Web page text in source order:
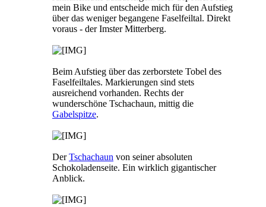
mein Bike und entscheide mich für den Aufstieg
über das weniger begangene Faselfeiltal. Direkt
voraus - der Imster Mitterberg.
Beim Aufstieg über das zerborstete Tobel des
Faselfeiltales. Markierungen sind stets
ausreichend vorhanden. Rechts der
wunderschöne Tschachaun, mittig die
Gabelspitze.
DerTschachaun von seiner absoluten
Schokoladenseite. Ein wirklich gigantischer
Anblick.